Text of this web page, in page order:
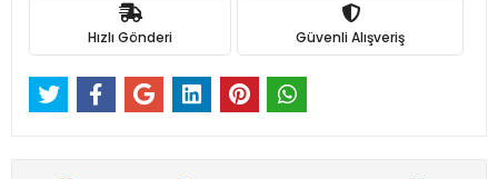
Hızlı Gönderi Güvenli Alışveriş